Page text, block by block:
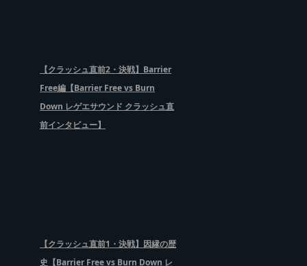
【クラッシュ直前2・決戦】Barrier
Free編【Barrier Free vs Burn
Down レゲエサウンド クラッシュ直
前インタビュー】
【クラッシュ直前1・決戦】因縁の歴
史【Barrier Free vs Burn Down レ